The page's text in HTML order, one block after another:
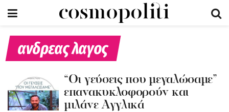
ανδρεας λαγος
“Οι γεύσεις που μεγαλώσαμε”
επανακυκλοφορούν και
μιλάνε Αγγλικά